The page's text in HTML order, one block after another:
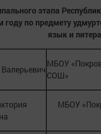
этапа
году по предмету
язык и
МБОУ
СОШ»
МБОУ